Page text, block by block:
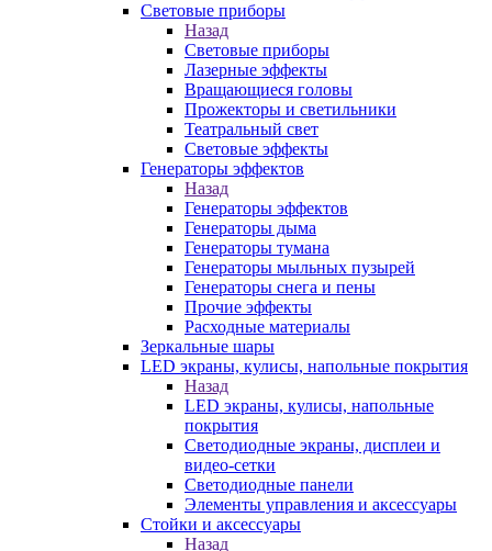
Световые приборы
Назад
Световые приборы
Лазерные эффекты
Вращающиеся головы
Прожекторы и светильники
Театральный свет
Световые эффекты
Генераторы эффектов
Назад
Генераторы эффектов
Генераторы дыма
Генераторы тумана
Генераторы мыльных пузырей
Генераторы снега и пены
Прочие эффекты
Расходные материалы
Зеркальные шары
LED экраны, кулисы, напольные покрытия
Назад
LED экраны, кулисы, напольные
покрытия
Светодиодные экраны, дисплеи и
видео-сетки
Светодиодные панели
Элементы управления и аксессуары
Стойки и аксессуары
Назад